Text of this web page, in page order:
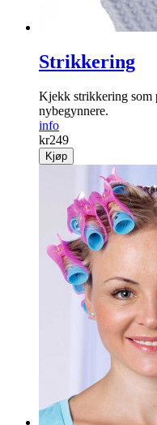
Strikkering
Kjekk strikkering som
nybegynnere.
info
kr249
Kjøp